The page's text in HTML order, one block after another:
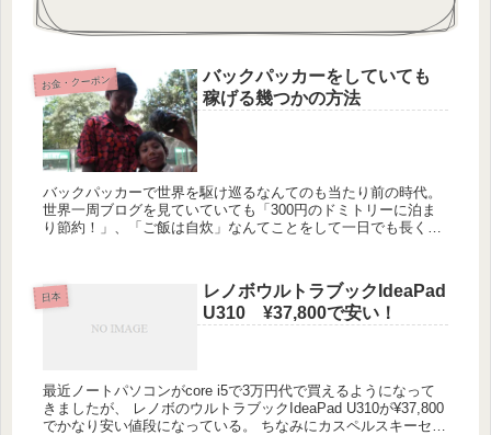
お金・クーポン
バックパッカーをしていても
稼げる幾つかの方法
バックパッカーで世界を駆け巡るなんてのも当たり前の時代。
世界一周ブログを見ていていても「300円のドミトリーに泊ま
り節約！」、「ご飯は自炊」なんてことをして一日でも長く旅
日本
レノボウルトラブックIdeaPad
U310 ¥37,800で安い！
最近ノートパソコンがcore i5で3万円代で買えるようになって
きましたが、 レノボのウルトラブックIdeaPad U310が¥37,800
でかなり安い値段になっている。 ちなみにカスペルスキーセキ